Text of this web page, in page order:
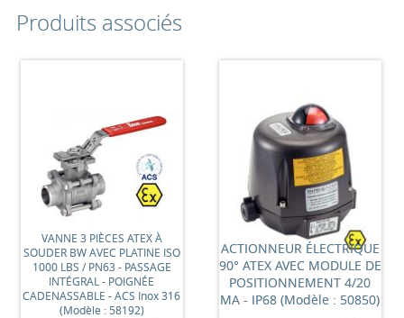
Produits associés
VANNE 3 PIÈCES ATEX À
SOUDER BW AVEC PLATINE ISO
1000 LBS / PN63 - PASSAGE
INTÉGRAL - POIGNÉE
CADENASSABLE - ACS Inox 316
(Modèle : 58192)
ACTIONNEUR ÉLECTRIQUE
90° ATEX AVEC MODULE DE
POSITIONNEMENT 4/20
MA - IP68 (Modèle : 50850)